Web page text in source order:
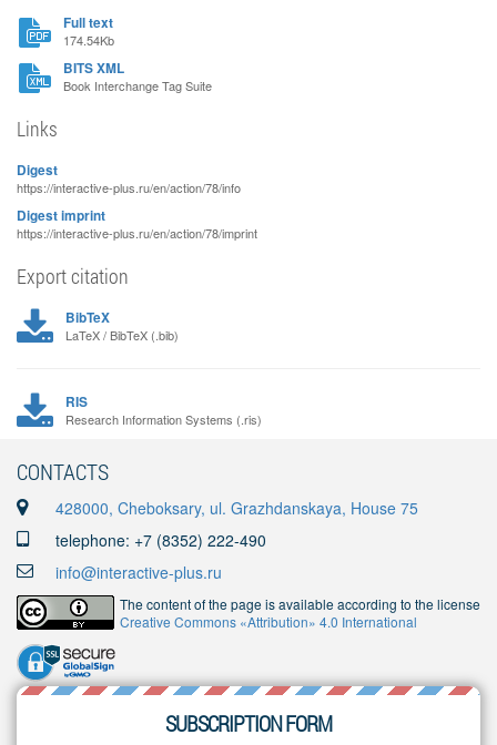
Full text
174.54Kb
BITS XML
Book Interchange Tag Suite
Links
Digest
https://interactive-plus.ru/en/action/78/info
Digest imprint
https://interactive-plus.ru/en/action/78/imprint
Export citation
BibTeX
LaTeX / BibTeX (.bib)
RIS
Research Information Systems (.ris)
CONTACTS
428000, Cheboksary, ul. Grazhdanskaya, House 75
telephone: +7 (8352) 222-490
info@interactive-plus.ru
The content of the page is available according to the license
Creative Commons «Attribution» 4.0 International
SUBSCRIPTION FORM